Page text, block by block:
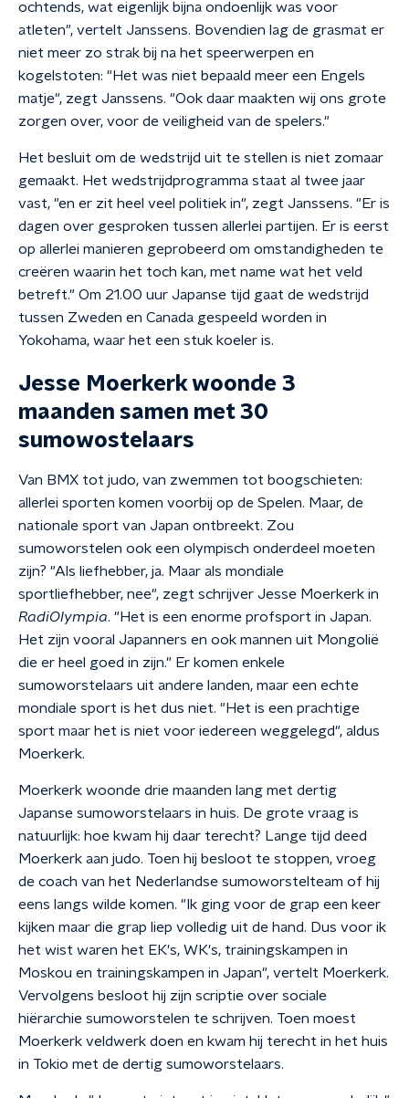
ochtends, wat eigenlijk bijna ondoenlijk was voor
atleten", vertelt Janssens. Bovendien lag de grasmat er
niet meer zo strak bij na het speerwerpen en
kogelstoten: "Het was niet bepaald meer een Engels
matje", zegt Janssens. "Ook daar maakten wij ons grote
zorgen over, voor de veiligheid van de spelers."
Het besluit om de wedstrijd uit te stellen is niet zomaar
gemaakt. Het wedstrijdprogramma staat al twee jaar
vast, "en er zit heel veel politiek in", zegt Janssens. "Er is
dagen over gesproken tussen allerlei partijen. Er is eerst
op allerlei manieren geprobeerd om omstandigheden te
creëren waarin het toch kan, met name wat het veld
betreft." Om 21.00 uur Japanse tijd gaat de wedstrijd
tussen Zweden en Canada gespeeld worden in
Yokohama, waar het een stuk koeler is.
Jesse Moerkerk woonde 3
maanden samen met 30
sumowostelaars
Van BMX tot judo, van zwemmen tot boogschieten:
allerlei sporten komen voorbij op de Spelen. Maar, de
nationale sport van Japan ontbreekt. Zou
sumoworstelen ook een olympisch onderdeel moeten
zijn? "Als liefhebber, ja. Maar als mondiale
sportliefhebber, nee", zegt schrijver Jesse Moerkerk in
RadiOlympia. "Het is een enorme profsport in Japan.
Het zijn vooral Japanners en ook mannen uit Mongolië
die er heel goed in zijn." Er komen enkele
sumoworstelaars uit andere landen, maar een echte
mondiale sport is het dus niet. "Het is een prachtige
sport maar het is niet voor iedereen weggelegd", aldus
Moerkerk.
Moerkerk woonde drie maanden lang met dertig
Japanse sumoworstelaars in huis. De grote vraag is
natuurlijk: hoe kwam hij daar terecht? Lange tijd deed
Moerkerk aan judo. Toen hij besloot te stoppen, vroeg
de coach van het Nederlandse sumoworstelteam of hij
eens langs wilde komen. "Ik ging voor de grap een keer
kijken maar die grap liep volledig uit de hand. Dus voor ik
het wist waren het EK's, WK's, trainingskampen in
Moskou en trainingskampen in Japan", vertelt Moerkerk.
Vervolgens besloot hij zijn scriptie over sociale
hiërarchie sumoworstelen te schrijven. Toen moest
Moerkerk veldwerk doen en kwam hij terecht in het huis
in Tokio met de dertig sumoworstelaars.